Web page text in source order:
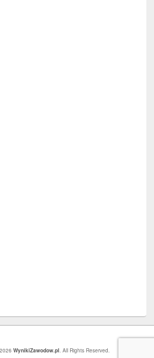
WynikiZawodow.pl. All Rights Reserved.